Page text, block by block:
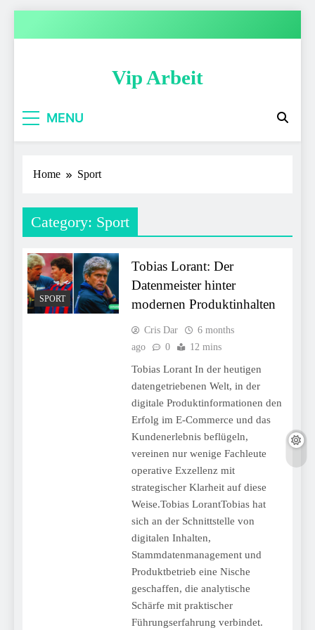
Vip Arbeit
MENU
Home Sport
Category: Sport
SPORT
Tobias Lorant: Der
Datenmeister hinter
modernen Produktinhalten
Cris Dar
6 months
ago
0 12 mins
Tobias Lorant In der heutigen
datengetriebenen Welt, in der
digitale Produktinformationen den
Erfolg im E-Commerce und das
Kundenerlebnis beflügeln,
vereinen nur wenige Fachleute
operative Exzellenz mit
strategischer Klarheit auf diese
Weise.Tobias LorantTobias hat
sich an der Schnittstelle von
digitalen Inhalten,
Stammdatenmanagement und
Produktbetrieb eine Nische
geschaffen, die analytische
Schärfe mit praktischer
Führungserfahrung verbindet.